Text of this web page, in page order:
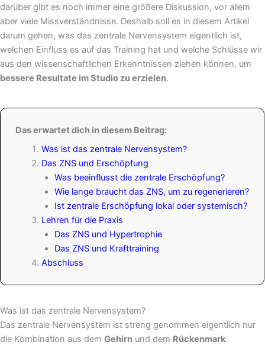
darüber gibt es noch immer eine größere Diskussion, vor allem
aber viele Missverständnisse. Deshalb soll es in diesem Artikel
darum gehen, was das zentrale Nervensystem eigentlich ist,
welchen Einfluss es auf das Training hat und welche Schlüsse wir
aus den wissenschaftlichen Erkenntnissen ziehen können, um
bessere Resultate im Studio zu erzielen.
Das erwartet dich in diesem Beitrag:
Was ist das zentrale Nervensystem?
Das ZNS und Erschöpfung
Was beeinflusst die zentrale Erschöpfung?
Wie lange braucht das ZNS, um zu regenerieren?
Ist zentrale Erschöpfung lokal oder systemisch?
Lehren für die Praxis
Das ZNS und Hypertrophie
Das ZNS und Krafttraining
Abschluss
Was ist das zentrale Nervensystem?
Das zentrale Nervensystem ist streng genommen eigentlich nur
die Kombination aus dem Gehirn und dem Rückenmark.